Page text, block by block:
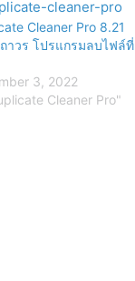
Cleaner Pro 8.21
าวร โปรแกรมลบไฟล์ที่
3, 2022
Cleaner Pro"